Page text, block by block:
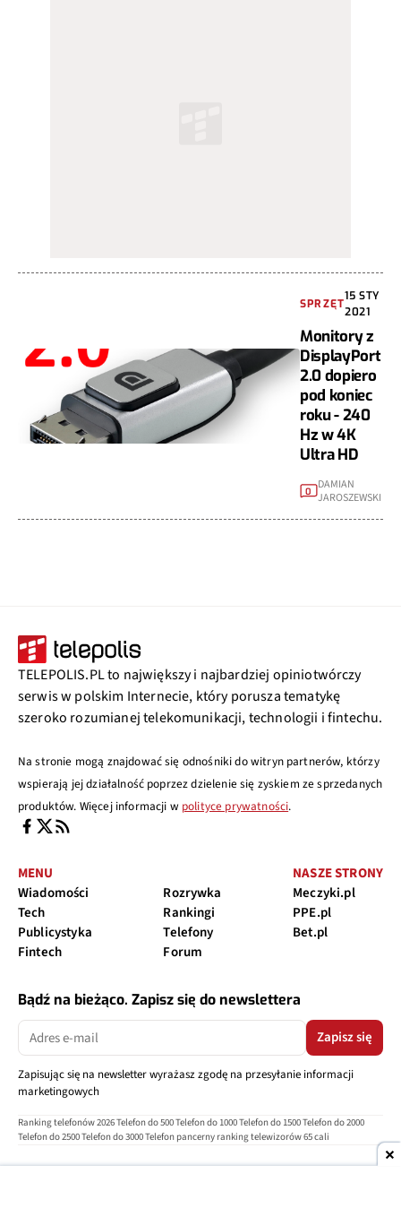
SPRZĘT
15 STY
2021
Monitory z
DisplayPort
2.0 dopiero
pod koniec
roku - 240
Hz w 4K
Ultra HD
0
DAMIAN
JAROSZEWSKI
TELEPOLIS.PL to największy i najbardziej opiniotwórczy
serwis w polskim Internecie, który porusza tematykę
szeroko rozumianej telekomunikacji, technologii i fintechu.
Na stronie mogą znajdować się odnośniki do witryn partnerów, którzy
wspierają jej działalność poprzez dzielenie się zyskiem ze sprzedanych
produktów. Więcej informacji w polityce prywatności.
MENU
Wiadomości
Tech
Publicystyka
Fintech
Rozrywka
Rankingi
Telefony
Forum
NASZE STRONY
Meczyki.pl
PPE.pl
Bet.pl
Bądź na bieżąco. Zapisz się do newslettera
Zapisz się
Zapisując się na newsletter wyrażasz zgodę na przesyłanie informacji
marketingowych
Ranking telefonów 2026Telefon do 500Telefon do 1000Telefon do 1500Telefon do 2000
Telefon do 2500Telefon do 3000Telefon pancerny ranking telewizorów 65 cali